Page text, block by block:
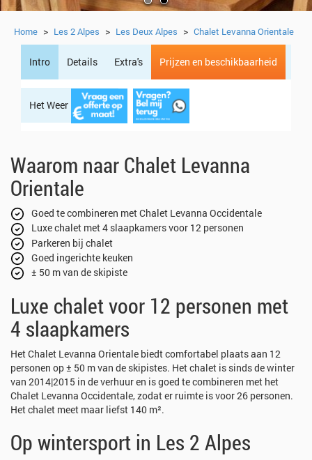
Home > Les 2 Alpes > Les Deux Alpes > Chalet Levanna Orientale
Intro Details Extra's Prijzen en beschikbaarheid
Het Weer Regio
Waarom naar Chalet Levanna
Orientale
Goed te combineren met Chalet Levanna Occidentale
Luxe chalet met 4 slaapkamers voor 12 personen
Parkeren bij chalet
Goed ingerichte keuken
± 50 m van de skipiste
Luxe chalet voor 12 personen met
4 slaapkamers
Het Chalet Levanna Orientale biedt comfortabel plaats aan 12
personen op ± 50 m van de skipistes. Het chalet is sinds de winter
van 2014|2015 in de verhuur en is goed te combineren met het
Chalet Levanna Occidentale, zodat er ruimte is voor 26 personen.
Het chalet meet maar liefst 140 m².
Op wintersport in Les 2 Alpes